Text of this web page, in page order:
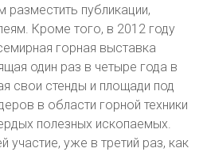
публикации,
Кроме того, в 2012 году
горная выставка
один раз в четыре года в
свои стенды и площади под
в области горной техники
полезных ископаемых.
участие, уже в третий раз, как